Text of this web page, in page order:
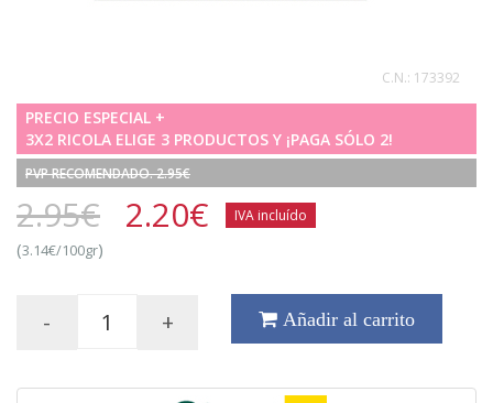
C.N.: 173392
PRECIO ESPECIAL +
3X2 RICOLA ELIGE 3 PRODUCTOS Y ¡PAGA SÓLO 2!
PVP RECOMENDADO. 2.95€
2.95€ 2.20€ IVA incluído
(3.14€/100gr)
- + Añadir al carrito